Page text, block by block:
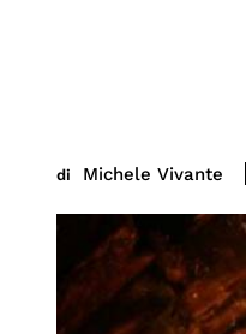
di Michele Vivante